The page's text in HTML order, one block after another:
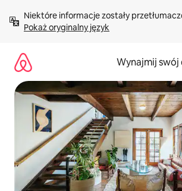
treści Pokaż oryginalny język
Wynajmij